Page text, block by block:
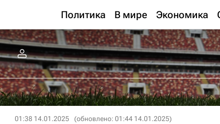
Политика В мире Экономика
01:38 14.01.2025 (обновлено: 01:44 14.01.2025)